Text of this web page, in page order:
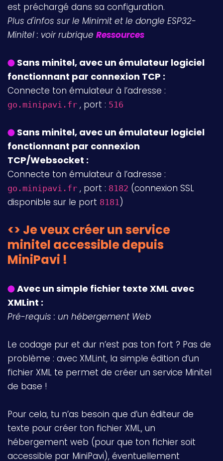
est préchargé dans sa configuration.
Plus d'infos sur le Minimit et le dongle ESP32-
Minitel : voir rubrique Ressources
Sans minitel, avec un émulateur logiciel
fonctionnant par connexion TCP :
Connecte ton émulateur à l’adresse :
go.minipavi.fr , port : 516
Sans minitel, avec un émulateur logiciel
fonctionnant par connexion
TCP/Websocket :
Connecte ton émulateur à l’adresse :
go.minipavi.fr , port : 8182 (connexion SSL
disponible sur le port 8181 )
<> Je veux créer un service
minitel accessible depuis
MiniPavi !
Avec un simple fichier texte XML avec
XMLint :
Pré-requis : un hébergement Web
Le codage pur et dur n’est pas ton fort ? Pas de
problème : avec XMLint, la simple édition d’un
fichier XML te permet de créer un service Minitel
de base !
Pour cela, tu n’as besoin que d’un éditeur de
texte pour créer ton fichier XML, un
hébergement web (pour que ton fichier soit
accessible par MiniPavi), éventuellement